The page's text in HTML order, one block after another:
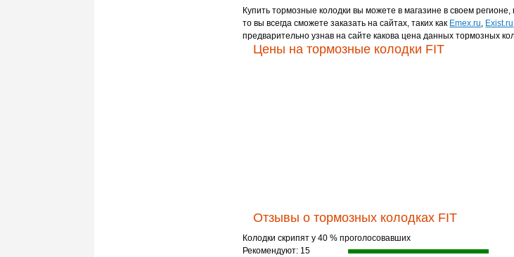
Купить тормозные колодки вы можете в магазине в своем
то вы всегда сможете заказать на сайтах, таких как Emex.ru, Exist.ru
предварительно узнав на сайте какова цена данных тормозных
Цены на тормозные колодки FIT
Отзывы о тормозных колодках FIT
Колодки скрипят у 40 % проголосовавших
Рекомендуют: 15